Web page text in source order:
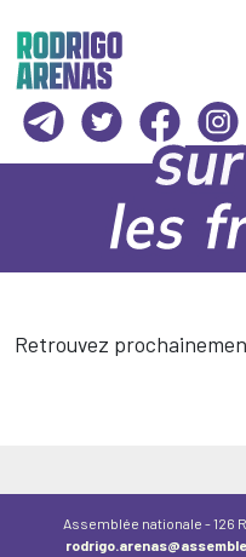
content
Rodrigo
Retrouvez
Assemblée nationale - 126